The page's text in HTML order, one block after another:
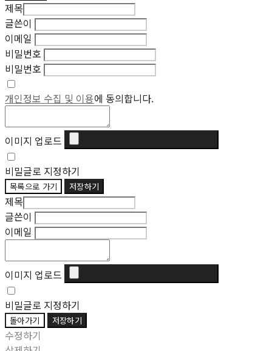
제목
글쓴이
이메일
비밀번호
비밀번호
개인정보 수집 및 이용에 동의합니다.
이미지 업로드
비밀글로 지정하기
목록으로 가기 저장하기
제목
글쓴이
이메일
이미지 업로드
비밀글로 지정하기
돌아가기 저장하기
수정하기